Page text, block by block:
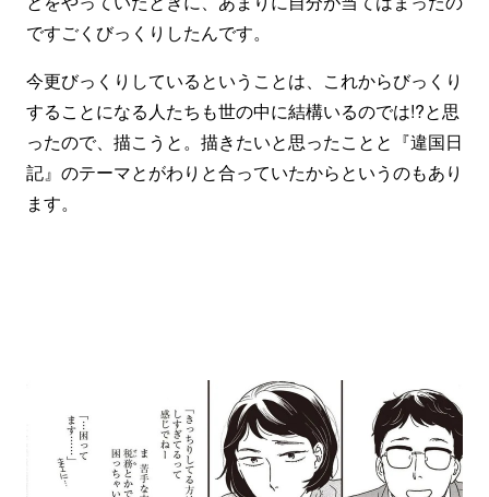
ですごくびっくりしたんです。
今更びっくりしているということは、これからびっくり
することになる人たちも世の中に結構いるのでは!?と思
ったので、描こうと。描きたいと思ったことと『違国日
記』のテーマとがわりと合っていたからというのもあり
ます。